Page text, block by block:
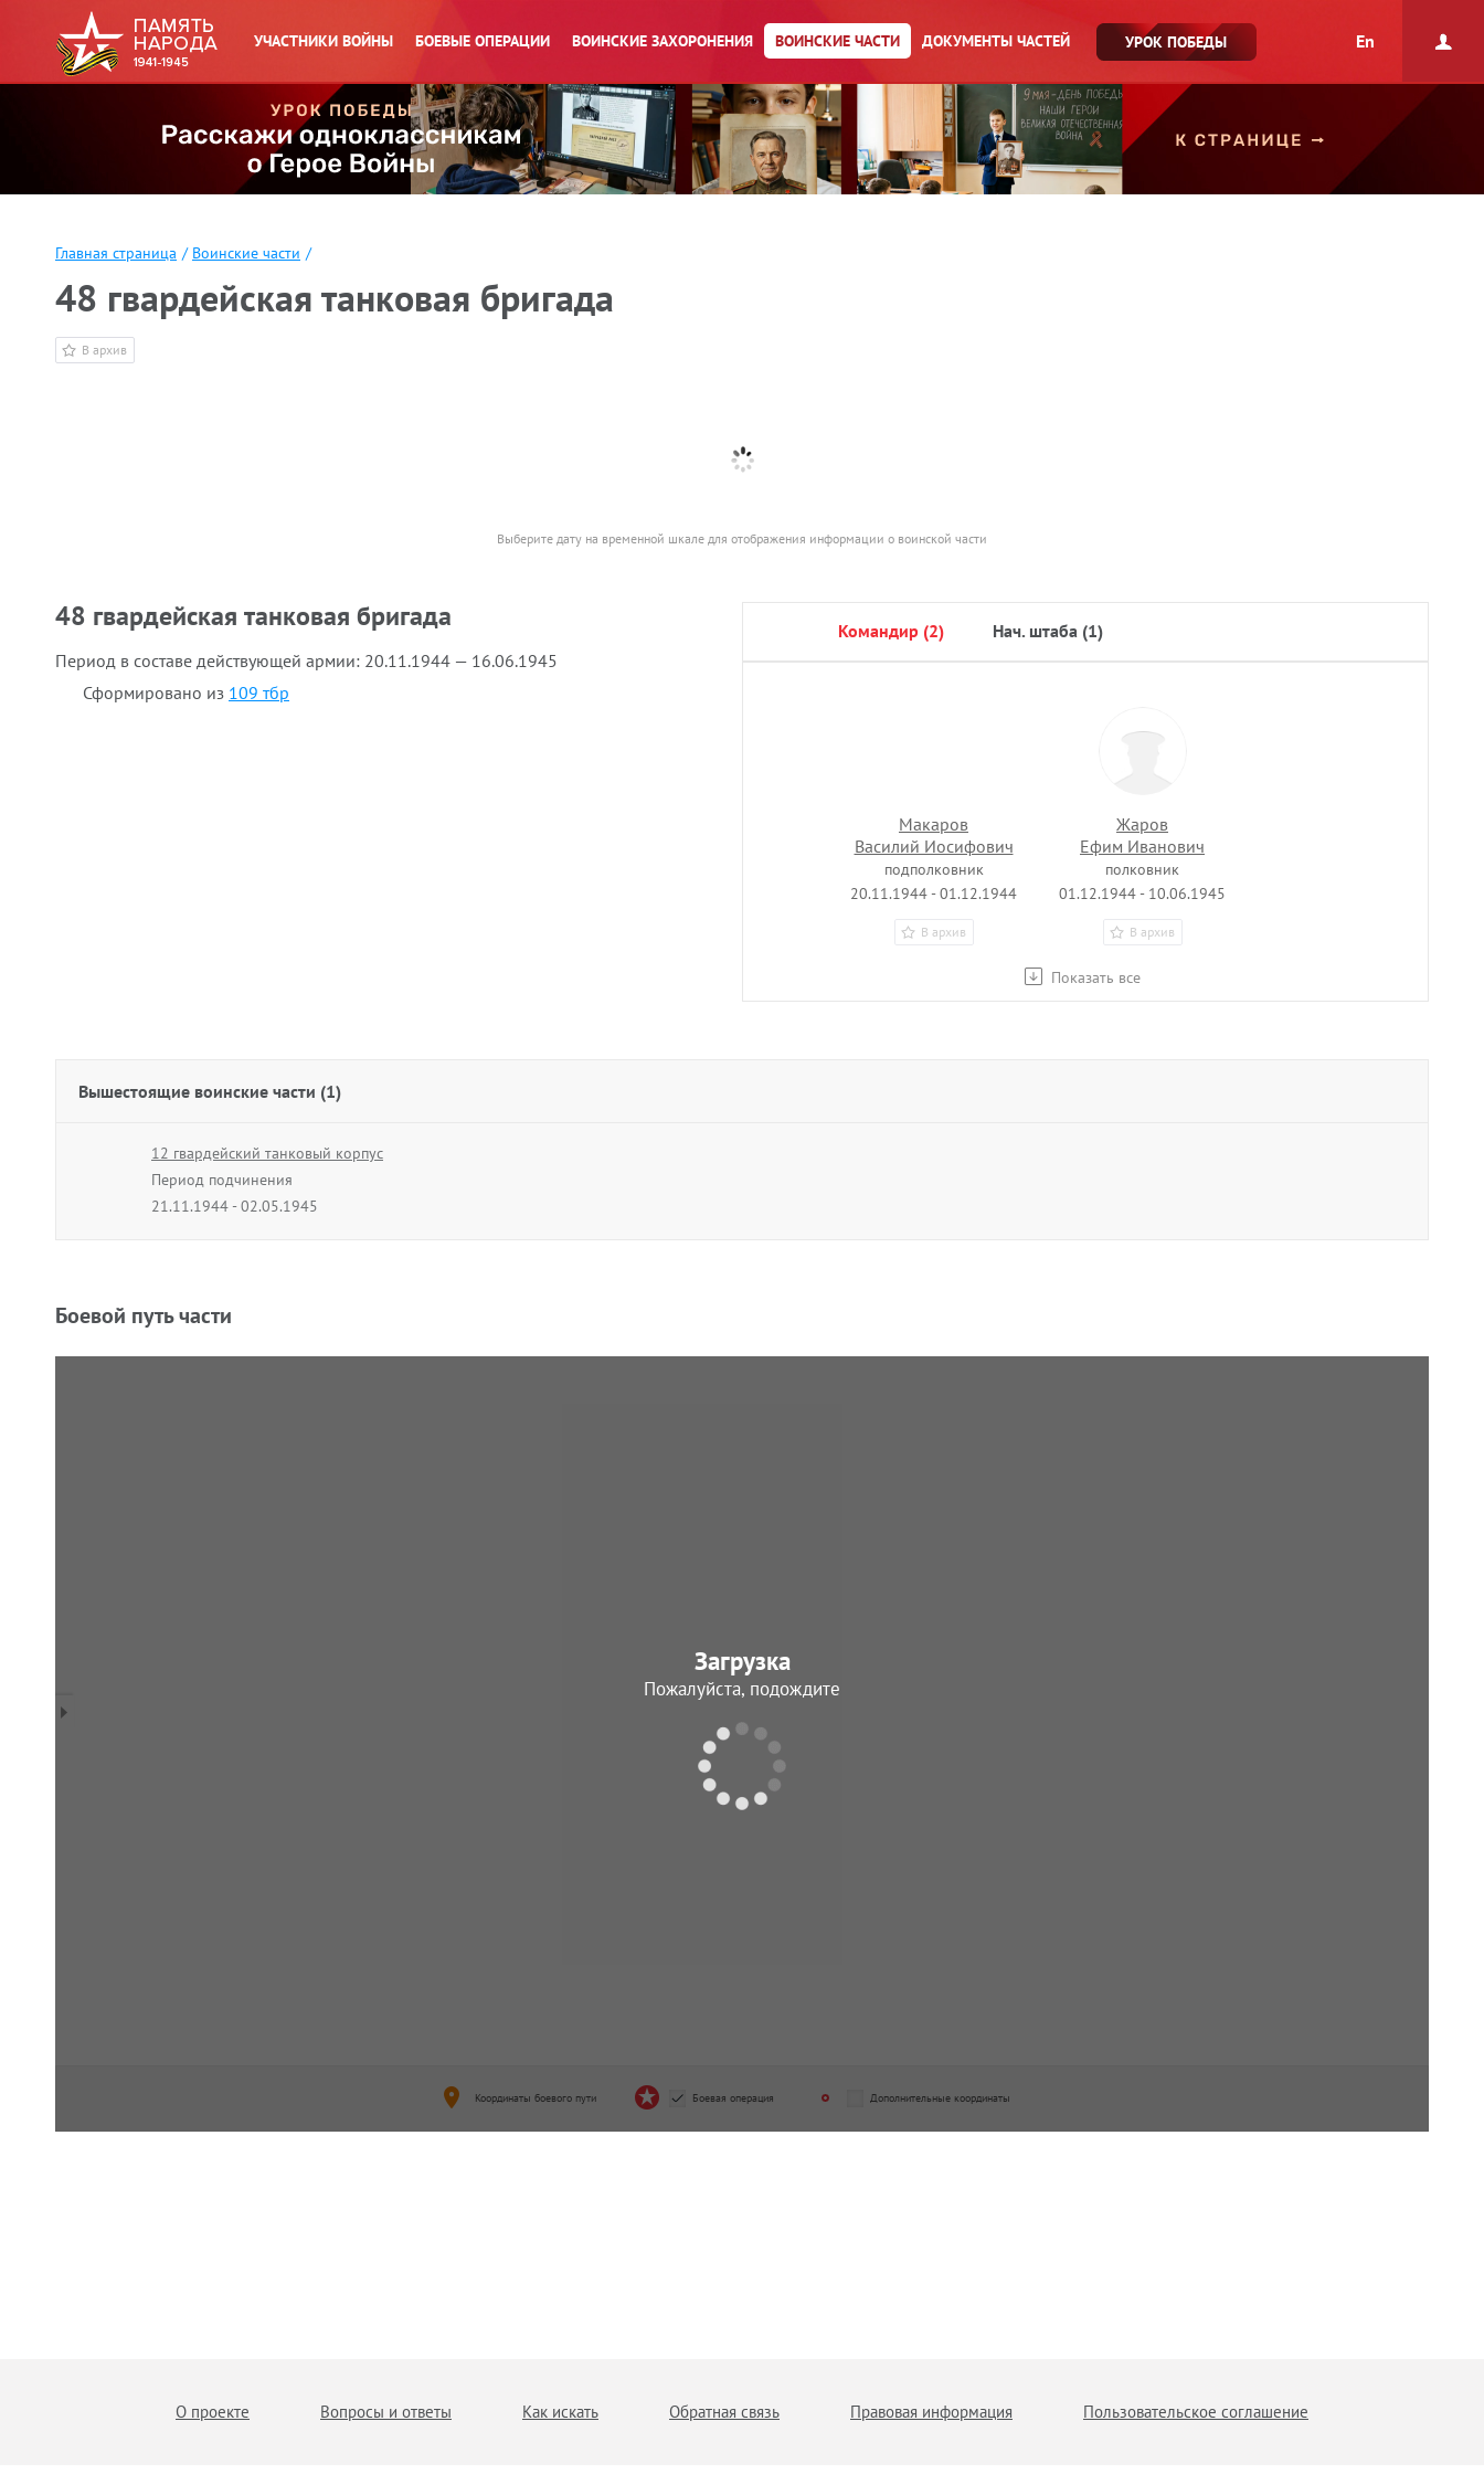
УЧАСТНИКИ ВОЙНЫ БОЕВЫЕ ОПЕРАЦИИ ВОИНСКИЕ ЗАХОРОНЕНИЯ ВОИНСКИЕ ЧАСТИ ДОКУМЕНТЫ ЧАСТЕЙ УРОК ПОБЕДЫ En
Главная страница / Воинские части /
48 гвардейская танковая бригада
В архив
Выберите дату на временной шкале для отображения информации о воинской части
48 гвардейская танковая бригада
Период в составе действующей армии: 20.11.1944 — 16.06.1945
Сформировано из 109 тбр
командир (2) нач. штаба (1)
Показать все
Макаров
Василий Иосифович
подполковник
20.11.1944 - 01.12.1944
В архив
Жаров
Ефим Иванович
полковник
01.12.1944 - 10.06.1945
В архив
Вышестоящие воинские части (1)
12 гвардейский танковый корпус
Период подчинения
21.11.1944 - 02.05.1945
Боевой путь части
Координаты боевого пути Боевая операция Дополнительные координаты
Загрузка
Пожалуйста, подождите
О проекте Вопросы и ответы Как искать Обратная связь Правовая информация Пользовательское соглашение